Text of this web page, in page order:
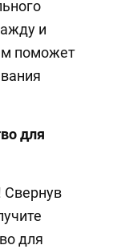
и
поможет
для
Свернув
для